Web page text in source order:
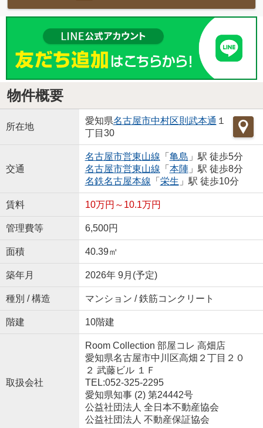
物件概要
所在地
愛知県名古屋市中村区則武本通 １
丁目30
交通
名古屋市営東山線 「 亀島 」駅 徒歩5分
名古屋市営東山線 「 本陣」駅 徒歩8分
名鉄名古屋本線 「 栄生 」駅 徒歩10分
賃料 10万円～10.1万円
管理費等 6,500円
面積 40.39㎡
築年月 2026年 9月(予定)
種別 / 構造 マンション / 鉄筋コンクリート
階建 10階建
取扱会社
Room Collection 部屋コレ 高畑店
愛知県名古屋市中川区高畑２丁目２０
２ 武藤ビル １Ｆ
TEL:052-325-2295
愛知県知事 (2) 第24442号
公益社団法人 全日本不動産協会
公益社団法人 不動産保証協会